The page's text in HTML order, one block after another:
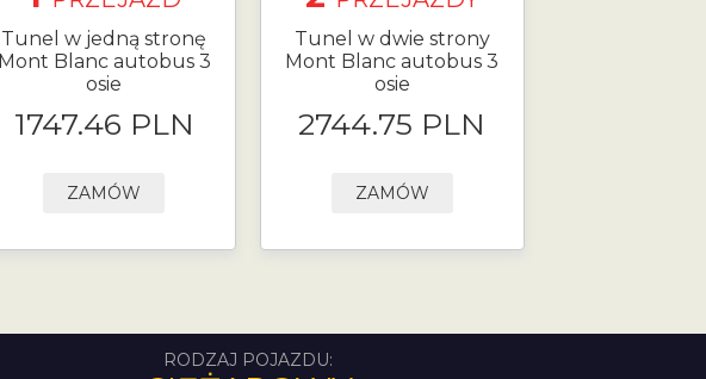
Tunel w jedną stronę
Mont Blanc autobus 3
osie
1747.46 PLN
ZAMÓW
Tunel w dwie strony
Mont Blanc autobus 3
osie
2744.75 PLN
ZAMÓW
RODZAJ POJAZDU: